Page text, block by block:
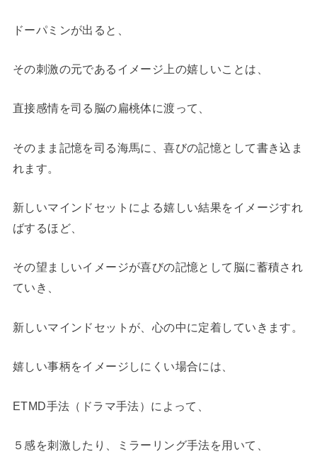
ドーパミンが出ると、
その刺激の元であるイメージ上の嬉しいことは、
直接感情を司る脳の扁桃体に渡って、
そのまま記憶を司る海馬に、喜びの記憶として書き込ま
れます。
新しいマインドセットによる嬉しい結果をイメージすれ
ばするほど、
その望ましいイメージが喜びの記憶として脳に蓄積され
ていき、
新しいマインドセットが、心の中に定着していきます。
嬉しい事柄をイメージしにくい場合には、
ETMD手法（ドラマ手法）によって、
５感を刺激したり、ミラーリング手法を用いて、